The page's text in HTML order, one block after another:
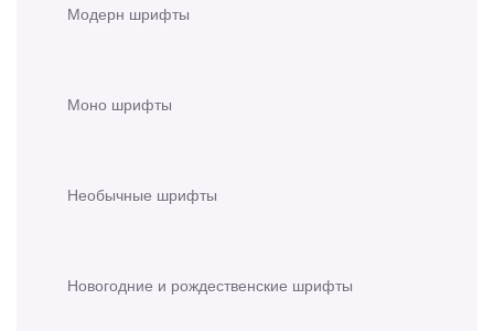
Модерн шрифты
Моно шрифты
Необычные шрифты
Новогодние и рождественские шрифты